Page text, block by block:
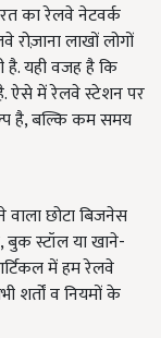
का रेलवे नेटवर्क
रोज़ाना लाखों लोगों
यही वजह है कि
ऐसे में रेलवे स्टेशन पर
है, बल्कि कम समय
छोटा बिजनेस
स्टॉल या खाने-
में हम रेलवे
व नियमों के